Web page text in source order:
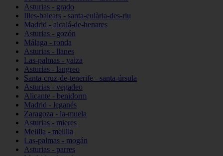
Asturias - grado
Illes-balears - santa-eulària-des-riu
Madrid - alcalá-de-henares
Asturias - gozón
Málaga - ronda
Asturias - llanes
Las-palmas - yaiza
Asturias - langreo
Santa-cruz-de-tenerife - santa-úrsula
Asturias - vegadeo
Alicante - benidorm
Madrid - leganés
Zaragoza - la-muela
Asturias - mieres
Melilla - melilla
Las-palmas - mogán
Asturias - parres